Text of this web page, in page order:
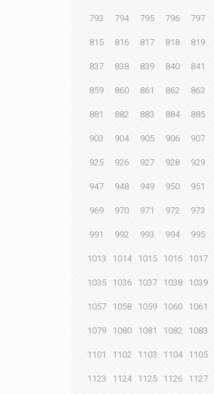
793 794 795 796 797
815 816 817 818 819
837 838 839 840 841
859 860 861 862 863
881 882 883 884 885
903 904 905 906 907
925 926 927 928 929
947 948 949 950 951
969 970 971 972 973
991 992 993 994 995
1013 1014 1015 1016 1017
1035 1036 1037 1038 1039
1057 1058 1059 1060 1061
1079 1080 1081 1082 1083
1101 1102 1103 1104 1105
1123 1124 1125 1126 1127